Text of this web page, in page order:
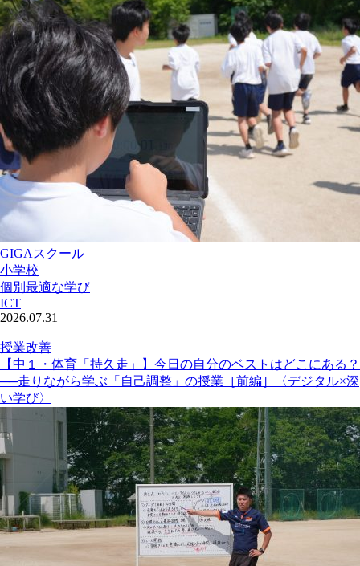
GIGAスクール
小学校
個別最適な学び
ICT
2026.07.31
授業改善
【中１・体育「持久走」】今日の自分のベストはどこにある？
──走りながら学ぶ「自己調整」の授業［前編］〈デジタル×深
い学び〉